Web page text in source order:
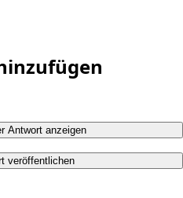
Antwort anzeigen
veröffentlichen